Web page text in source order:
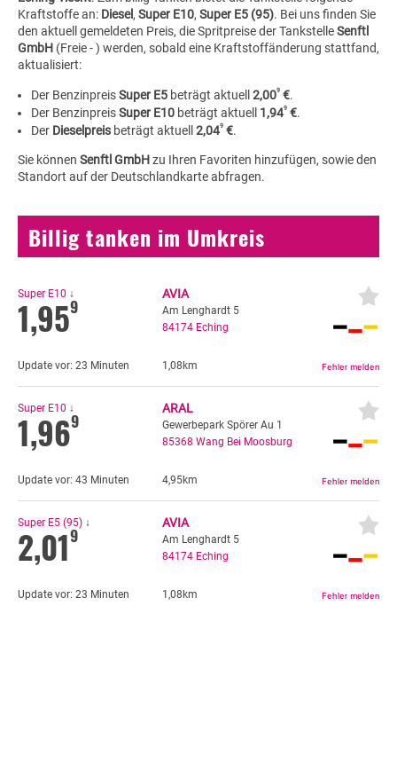
Kraftstoffe an: Diesel, Super E10, Super E5 (95). Bei uns finden Sie
den aktuell gemeldeten Preis, die Spritpreise der TankstelleSenftl
GmbH (Freie - ) werden, sobald eine Kraftstoffänderung stattfand,
aktualisiert:
Der BenzinpreisSuper E5 beträgt aktuell 2,009 €.
Der BenzinpreisSuper E10 beträgt aktuell 1,949 €.
Der Dieselpreis beträgt aktuell 2,049 €.
Sie können Senftl GmbHzu Ihren Favoriten hinzufügen, sowie den
Standort auf der Deutschlandkarte abfragen.
Billig tanken im Umkreis
Super E10 ↓
1,959
AVIA
Am Lenghardt 5
84174 Eching
Update vor: 23 Minuten 1,08km
Super E10 ↓
1,969
ARAL
Gewerbepark Spörer Au 1
85368 Wang Bei Moosburg
Update vor: 43 Minuten 4,95km
Super E5 (95) ↓
2,019
AVIA
Am Lenghardt 5
84174 Eching
Update vor: 23 Minuten 1,08km